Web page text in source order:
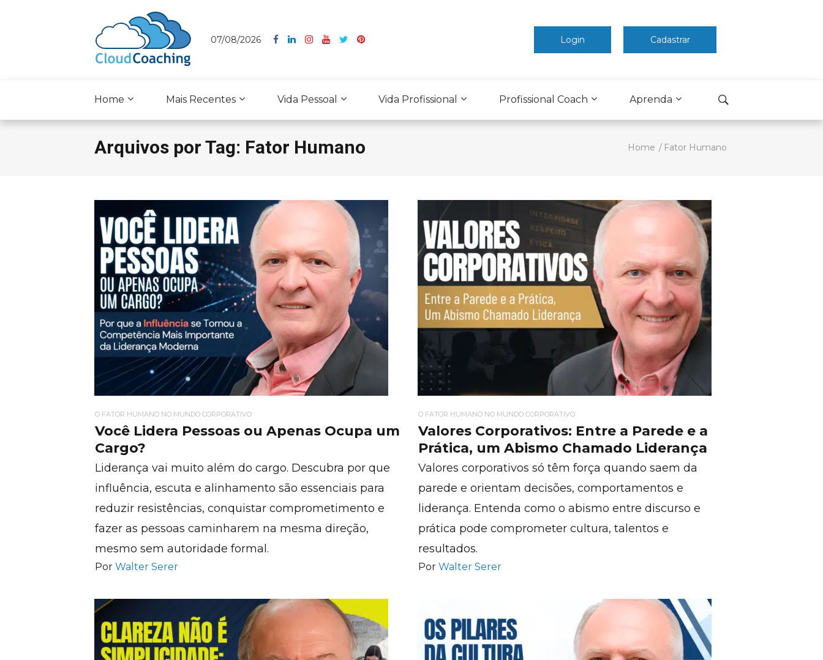
07/08/2026 Login Cadastrar
Home Mais Recentes Vida Pessoal Vida Profissional Profissional Coach Aprenda
Arquivos por Tag: Fator Humano Home Fator Humano
O FATOR HUMANO NO MUNDO CORPORATIVO
Você Lidera Pessoas ou Apenas Ocupa um
Cargo?
Liderança vai muito além do cargo. Descubra por que
influência, escuta e alinhamento são essenciais para
reduzir resistências, conquistar comprometimento e
fazer as pessoas caminharem na mesma direção,
mesmo sem autoridade formal.
Por Walter Serer
O FATOR HUMANO NO MUNDO CORPORATIVO
Valores Corporativos: Entre a Parede e a
Prática, um Abismo Chamado Liderança
Valores corporativos só têm força quando saem da
parede e orientam decisões, comportamentos e
liderança. Entenda como o abismo entre discurso e
prática pode comprometer cultura, talentos e
resultados.
Por Walter Serer